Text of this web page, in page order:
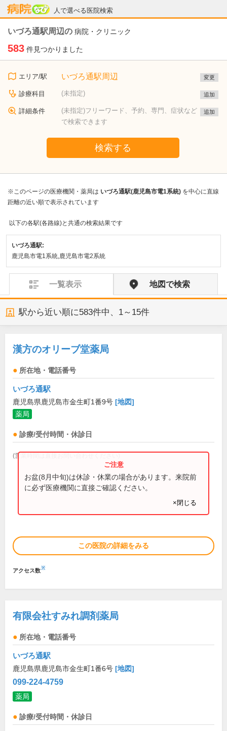
人で選べる医院検索
病院なび
いづろ通駅周辺の 病院・クリニック
583 件見つかりました
エリア/駅 いづろ通駅周辺 変更
診療科目 (未指定) 追加
詳細条件
(未指定)フリーワード、予約、専門、症状など
で検索できます
追加
検索する
※このページの医療機関・薬局は いづろ通駅(鹿児島市電1系統) を中心に直線
距離の近い順で表示されています
以下の各駅(各路線)と共通の検索結果です
いづろ通駅:
鹿児島市電1系統,鹿児島市電2系統
一覧表示 地図で検索
駅から近い順に583件中、 1～15件
漢方のオリーブ堂薬局
所在地・電話番号
いづろ通駅
鹿児島県鹿児島市金生町1番9号 [地図]
薬局
診療/受付時間・休診日
(営業時間は直接お問い合わせください)
お盆(8月中旬)は休診・休業の場合があります。来院前
に必ず医療機関に直接ご確認ください。
×閉じる
この医院の詳細をみる
アクセス数※
有限会社すみれ調剤薬局
所在地・電話番号
いづろ通駅
鹿児島県鹿児島市金生町1番6号 [地図]
099-224-4759
薬局
診療/受付時間・休診日